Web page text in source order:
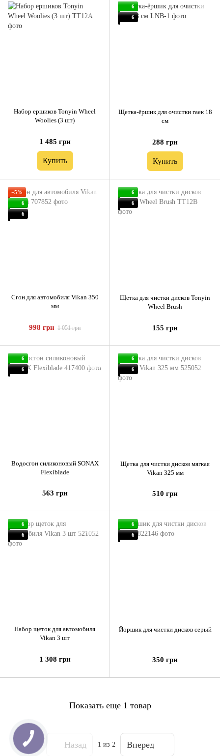
Набор ершиков Tonyin Wheel
Woolies (3 шт)
1 485 грн
Купить
6
6
Щетка-ёршик для очистки гаек 18
см
288 грн
Купить
−5%
6
6
Cгон для автомобиля Vikan 350
мм
998 грн 1 051 грн
6
6
Щетка для чистки дисков Tonyin
Wheel Brush
155 грн
6
6
Водосгон силиконовый SONAX
Flexiblade
563 грн
6
6
Щетка для чистки дисков мягкая
Vikan 325 мм
510 грн
6
6
Набор щеток для автомобиля
Vikan 3 шт
1 308 грн
6
6
Йоршик для чистки дисков серый
350 грн
Показать еще 1 товар
Назад 1 из 2 Вперед